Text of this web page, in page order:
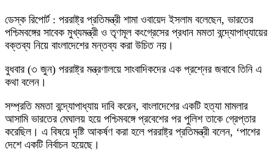
ডেস্ক রিপোর্ট : পররাষ্ট্র প্রতিমন্ত্রী শামা ওবায়েদ ইসলাম বলেছেন, ভারতের
পশ্চিমবঙ্গের সাবেক মুখ্যমন্ত্রী ও তৃণমূল কংগ্রেসের প্রধান মমতা বন্দ্যোপাধ্যায়ের
বক্তব্য নিয়ে বাংলাদেশের মন্তব্য করা উচিত নয়।
বুধবার (৩ জুন) পররাষ্ট্র মন্ত্রণালয়ে সাংবাদিকদের এক প্রশ্নের জবাবে তিনি এ
কথা বলেন।
সম্প্রতি মমতা বন্দ্যোপাধ্যায় দাবি করেন, বাংলাদেশের একটি হত্যা মামলার
আসামি ভারতের মেঘালয় হয়ে পশ্চিমবঙ্গে প্রবেশের পর পুলিশ তাকে গ্রেপ্তার
করেছিল। এ বিষয়ে দৃষ্টি আকর্ষণ করা হলে পররাষ্ট্র প্রতিমন্ত্রী বলেন, ‘পাশের
দেশে একটি নির্বাচন হয়েছে।